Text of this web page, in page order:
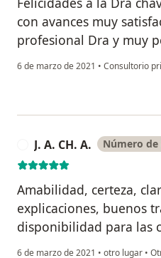
con avances muy
profesional Dra y muy
6 de marzo de 2021 • Consultorio
J. A. CH. A. Número
Amabilidad, certeza,
explicaciones, buenos
disponibilidad para las
6 de marzo de 2021 • otro lugar •